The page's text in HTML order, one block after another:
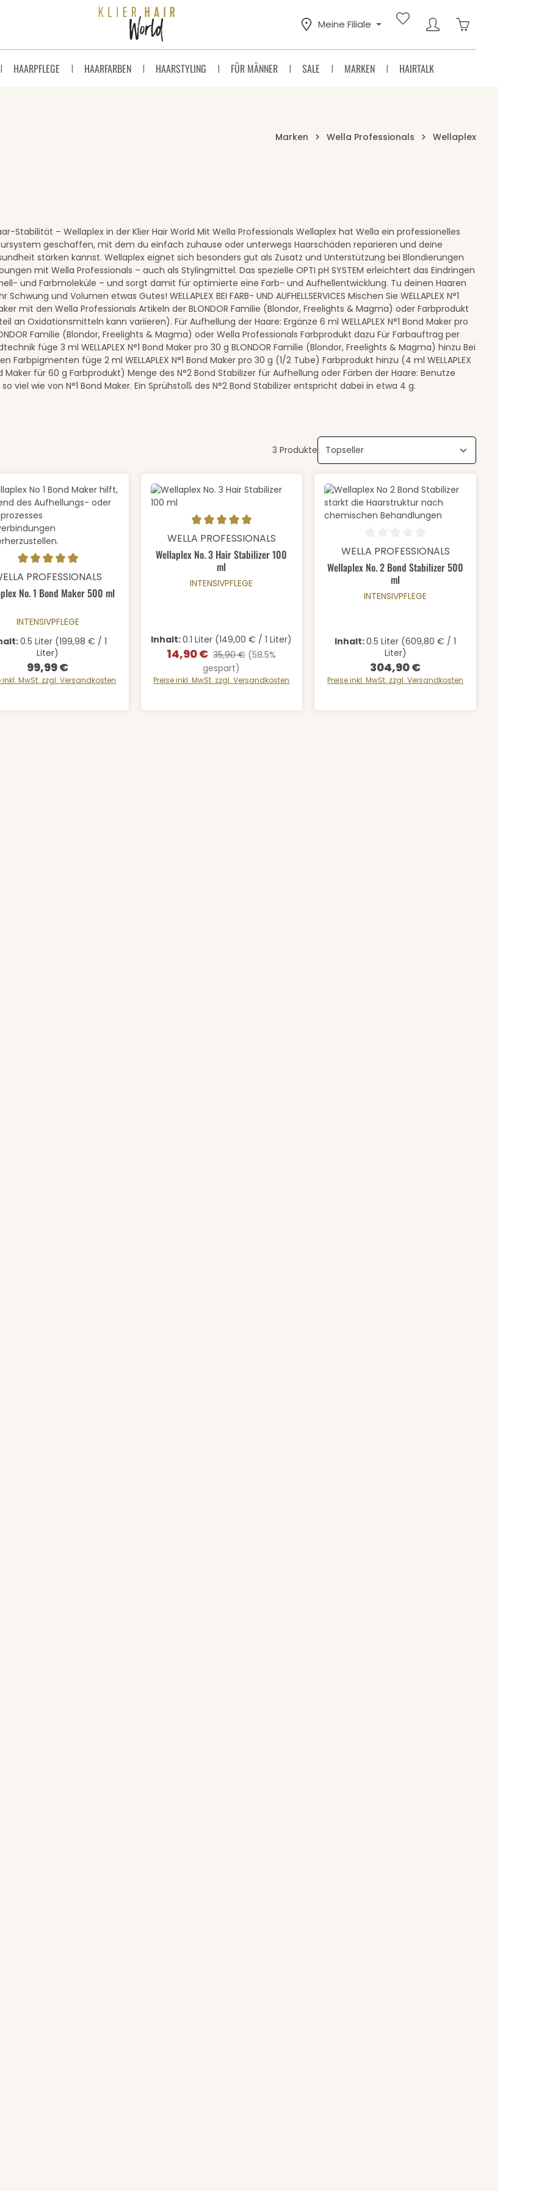
Meine Filiale Warenkorb
HAARPFLEGE HAARFARBEN HAARSTYLING FÜR MÄNNER SALE MARKEN HAIRTALK
Marken Wella Professionals Wellaplex
Stabilität – Wellaplex in der Klier Hair World Mit Wella Professionals Wellaplex hat Wella ein professionelles
geschaffen, mit dem du einfach zuhause oder unterwegs Haarschäden reparieren und deine
stärken kannst. Wellaplex eignet sich besonders gut als Zusatz und Unterstützung bei Blondierungen
mit Wella Professionals – auch als Stylingmittel. Das spezielle OPTI pH SYSTEM erleichtert das Eindringen
und Farbmoleküle – und sorgt damit für optimierte eine Farb- und Aufhellentwicklung. Tu deinen Haaren
und Volumen etwas Gutes! WELLAPLEX BEI FARB- UND AUFHELLSERVICES Mischen Sie WELLAPLEX N°1
mit den Wella Professionals Artikeln der BLONDOR Familie (Blondor, Freelights & Magma) oder Farbprodukt
an Oxidationsmitteln kann variieren). Für Aufhellung der Haare: Ergänze 6 ml WELLAPLEX N°1 Bond Maker pro
Familie (Blondor, Freelights & Magma) oder Wella Professionals Farbprodukt dazu Für Farbauftrag per
füge 3 ml WELLAPLEX N°1 Bond Maker pro 30 g BLONDOR Familie (Blondor, Freelights & Magma) hinzu Bei
Farbpigmenten füge 2 ml WELLAPLEX N°1 Bond Maker pro 30 g (1/2 Tube) Farbprodukt hinzu (4 ml WELLAPLEX
Maker für 60 g Farbprodukt) Menge des N°2 Bond Stabilizer für Aufhellung oder Färben der Haare: Benutze
viel wie von N°1 Bond Maker. Ein Sprühstoß des N°2 Bond Stabilizer entspricht dabei in etwa 4 g.
3 Produkte
Anzahl: Gib den gewünschten Wert ein oder benutze die
Bewertung von 5 von 5 Sternen
PROFESSIONALS
No. 1 Bond Maker 500 ml
INTENSIVPFLEGE
0.5 Liter (199,98 € / 1
Liter)
Regulärer Preis:
99,99 €
inkl. MwSt. zzgl. Versandkosten
Produkt Anzahl: Gib den gewünschten Wert ein
Durchschnittliche Bewertung von 5 von 5 Sternen
WELLA PROFESSIONALS
Wellaplex No. 3 Hair Stabilizer 100
ml
INTENSIVPFLEGE
Inhalt:0.1 Liter (149,00 € / 1 Liter)
Verkaufspreis:
14,90 € Regulärer Preis:
35,90 € (58.5%
gespart)
Preise inkl. MwSt. zzgl. Versandkosten
Produkt Anzahl: Gib den
Durchschnittliche Bewertung von 0 von 5 Sternen
WELLA PROFESSIONALS
Wellaplex No. 2 Bond Stabilizer 500
ml
INTENSIVPFLEGE
Inhalt:0.5 Liter (609,80 € / 1
Liter)
Regulärer Preis:
304,90 €
Preise inkl. MwSt. zzgl. Versandkosten